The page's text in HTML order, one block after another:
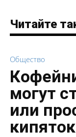
Читайте
Общество
могут
или
кипяток